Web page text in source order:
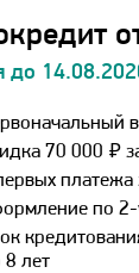
до
70 000 ₽
платежа
по
8 лет